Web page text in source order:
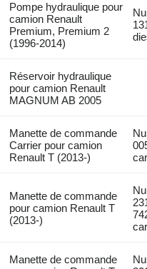
Pompe hydraulique pour
camion Renault
Premium, Premium 2
(1996-2014)
Réservoir hydraulique
pour camion Renault
MAGNUM AB 2005
Manette de commande
Carrier pour camion
Renault T (2013-)
Manette de commande
pour camion Renault T
(2013-)
Manette de commande